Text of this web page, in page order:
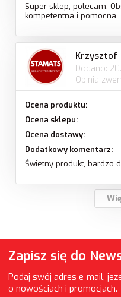
Super sklep, polecam.
kompetentna i pomocna.
Krzysztof
Dodano:
Opinia
Ocena produktu:
Ocena sklepu:
Ocena dostawy:
Dodatkowy komentarz:
Świetny produkt, bardzo
Zapisz się do
Podaj swój adres e-mail,
o nowościach i promocjach.